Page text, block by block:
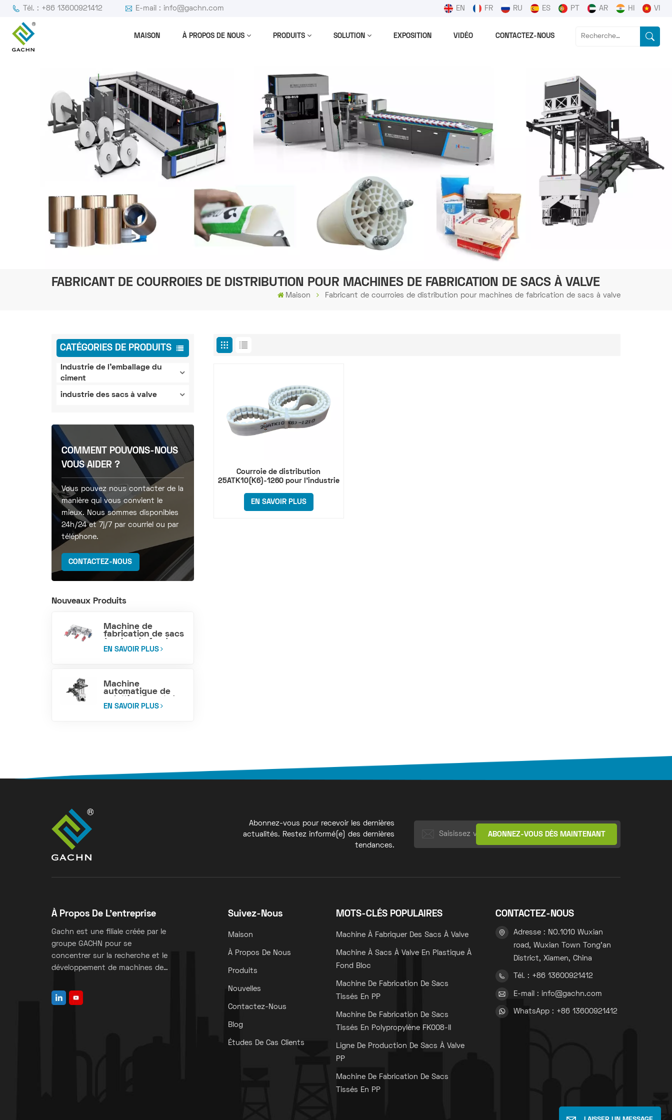
Tél. : +86 13600921412 E-mail : info@gachn.com EN FR RU ES PT AR HI VI
MAISON À PROPOS DE NOUS PRODUITS SOLUTION EXPOSITION VIDÉO CONTACTEZ-NOUS
FABRICANT DE COURROIES DE DISTRIBUTION POUR MACHINES DE FABRICATION DE SACS À VALVE
Maison Fabricant de courroies de distribution pour machines de fabrication de sacs à valve
CATÉGORIES DE PRODUITS
Industrie de l'emballage du
ciment
industrie des sacs à valve
COMMENT POUVONS-NOUS
VOUS AIDER ?
Vous pouvez nous contacter de la
manière qui vous convient le
mieux. Nous sommes disponibles
24h/24 et 7j/7 par courriel ou par
téléphone.
CONTACTEZ-NOUS
Nouveaux Produits
Machine de
fabrication de sacs
à valve de fond en
bloc tissé PP
EN SAVOIR PLUS
Machine
automatique de
chargement de
EN SAVOIR PLUS
Courroie de distribution
25ATK10(K6)-1260 pour l'industrie
EN SAVOIR PLUS
Abonnez-vous pour recevoir les dernières
actualités. Restez informé(e) des dernières
tendances.
À Propos De L'entreprise
Gachn est une filiale créée par le
groupe GACHN pour se
concentrer sur la recherche et le
développement de machines de
Suivez-Nous
Maison
À Propos De Nous
Produits
Nouvelles
Contactez-Nous
Blog
Études De Cas Clients
MOTS-CLÉS POPULAIRES
Machine À Fabriquer Des Sacs À Valve
Machine À Sacs À Valve En Plastique À
Fond Bloc
Machine De Fabrication De Sacs
Tissés En PP
Machine De Fabrication De Sacs
Tissés En Polypropylène FK008-II
Ligne De Production De Sacs À Valve
PP
Machine De Fabrication De Sacs
Tissés En PP
CONTACTEZ-NOUS
Adresse : NO.1010 Wuxian
road, Wuxian Town Tong'an
District, Xiamen, China
Tél. : +86 13600921412
E-mail : info@gachn.com
WhatsApp : +86 13600921412